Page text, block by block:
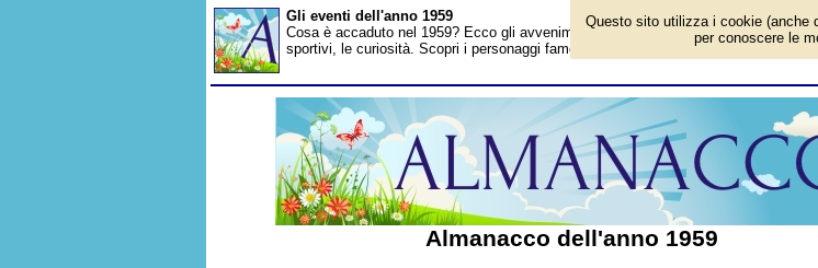
Gli eventi dell'anno 1959
Cosa è accaduto nel 1959? Ecco gli avvenimenti in Italia e all'estero, chi è nato,
sportivi, le curiosità. Scopri i personaggi famosi. Per conoscere tutto sul 1959 (67
Almanacco dell'anno 1959
Questo sito utilizza i cookie (anche
per conoscere le